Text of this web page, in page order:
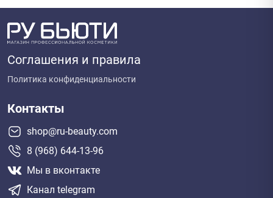
Соглашения и правила
Политика конфиденциальности
Контакты
shop@ru-beauty.com
8 (968) 644-13-96
Мы в вконтакте
Канал telegram